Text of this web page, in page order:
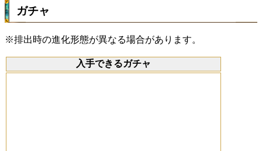
ガチャ
※排出時の進化形態が異なる場合があります。
入手できるガチャ